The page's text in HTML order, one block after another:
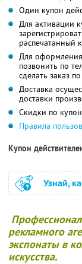
Один купон
Для активации
распечатанный
Для
позвонить по
сделать заказ
Доставка
доставки
Скидки по
Правила
Купон
Узнай,
рекламного
экспонаты в
искусства.